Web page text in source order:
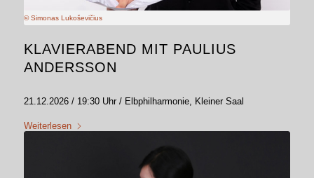
© Simonas Lukoševičius
KLAVIERABEND MIT PAULIUS
ANDERSSON
21.12.2026 / 19:30 Uhr / Elbphilharmonie, Kleiner Saal
Weiterlesen